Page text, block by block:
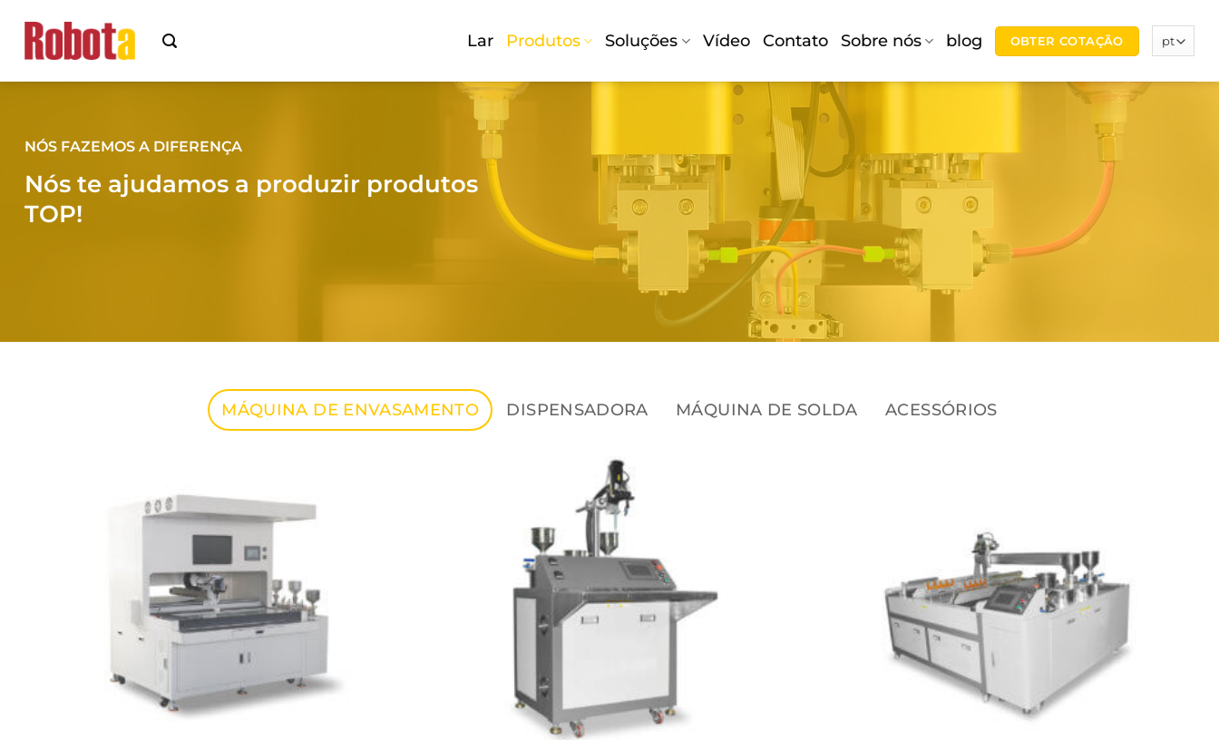
conteúdo
Lar Produtos Soluções Vídeo Contato Sobre nós blog OBTER COTAÇÃO
NÓS FAZEMOS A DIFERENÇA
Nós te ajudamos a produzir produtos
TOP!
MÁQUINA DE ENVASAMENTO DISPENSADORA MÁQUINA DE SOLDA ACESSÓRIOS